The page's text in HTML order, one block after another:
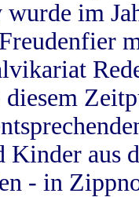
im
Kinder aus
- in